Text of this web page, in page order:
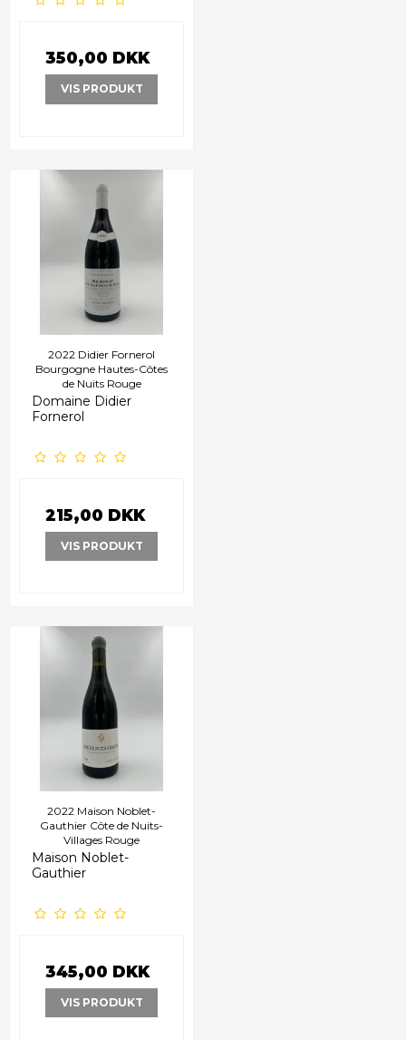
350,00 DKK
VIS PRODUKT
2022 Didier Fornerol
Bourgogne Hautes-Côtes
de Nuits Rouge
Domaine Didier
Fornerol
215,00 DKK
VIS PRODUKT
2022 Maison Noblet-
Gauthier Côte de Nuits-
Villages Rouge
Maison Noblet-
Gauthier
345,00 DKK
VIS PRODUKT